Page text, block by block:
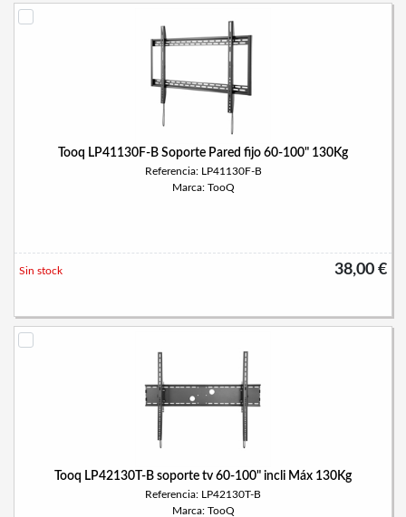
Tooq LP41130F-B Soporte Pared fijo 60-100" 130Kg
Referencia: LP41130F-B
Marca: TooQ
38,00 €
Sin stock
Tooq LP42130T-B soporte tv 60-100" incli Máx 130Kg
Referencia: LP42130T-B
Marca: TooQ